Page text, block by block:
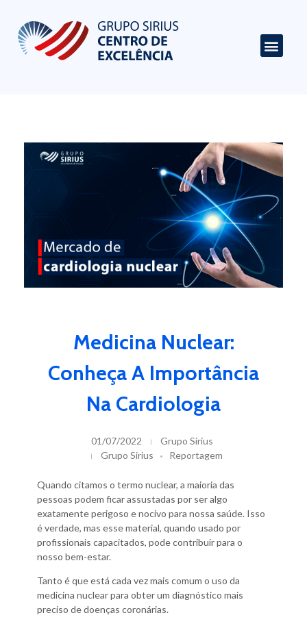
Medicina Nuclear:
Conheça A Importância
Na Cardiologia
01/07/2022
Grupo Sirius
Grupo Sirius
Reportagem
Quando citamos o termo nuclear, a maioria das
pessoas podem ficar assustadas por ser algo
exatamente perigoso e nocivo para nossa saúde. Isso
é verdade, mas esse material, quando usado por
profissionais capacitados, pode contribuir para o
nosso bem-estar.
Tanto é que está cada vez mais comum o uso da
medicina nuclear para obter um diagnóstico mais
preciso de doenças coronárias.